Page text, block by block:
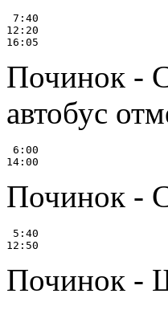
7:40
12:20
Починок -
автобус
6:00
Починок -
5:40
Починок -